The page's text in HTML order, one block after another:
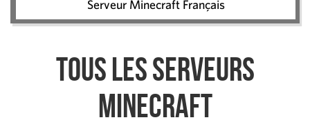
Serveur Minecraft Français
Tous les serveurs
Minecraft